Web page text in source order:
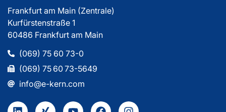
Frankfurt am Main (Zentrale)
Kurfürstenstraße 1
60486 Frankfurt am Main
(069) 75 60 73-0
(069) 75 60 73-5649
info@e-kern.com